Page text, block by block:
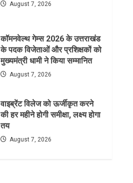
August 7, 2026
कॉमनवेल्थ गेम्स 2026 के उत्तराखंड
के पदक विजेताओं और प्रशिक्षकों को
मुख्यमंत्री धामी ने किया सम्मानित
August 7, 2026
वाइब्रेंट विलेज को ऊर्जीकृत करने
की हर महीने होगी समीक्षा, लक्ष्य होगा
तय
August 7, 2026